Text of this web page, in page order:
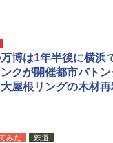
ソーラー LED ランタン
ズ 6種類のライトモード
畳み式 キャンプソーラ
電対策 超高輝度 日本語
￥2,849
博は1年半後に横
ンクが開催都市バト
屋根リングの木材再
みた 鉄道